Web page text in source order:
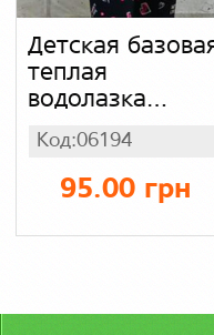
Детская
теплая
водолазка
однотонная
серая, рубчик
начес
Код:06194
95.00 грн